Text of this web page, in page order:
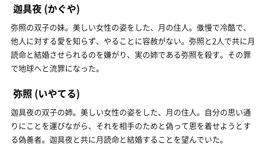
迦具夜 (かぐや)
弥照の双子の妹。美しい女性の姿をした、月の住人。傲慢で冷酷で、
他人に対する愛を知らず、やることに容赦がない。弥照と2人で共に月
読命と結婚させられるのを嫌がり、実の姉である弥照を殺す。その罪
で地球へと流罪になった。
弥照 (いやてる)
迦具夜の双子の姉。美しい女性の姿をした、月の住人。自分の思い通
りにことを運びながら、それを相手のためと偽って恩を着せようとす
る偽善者。迦具夜と共に月読命と結婚することを望んでいた。